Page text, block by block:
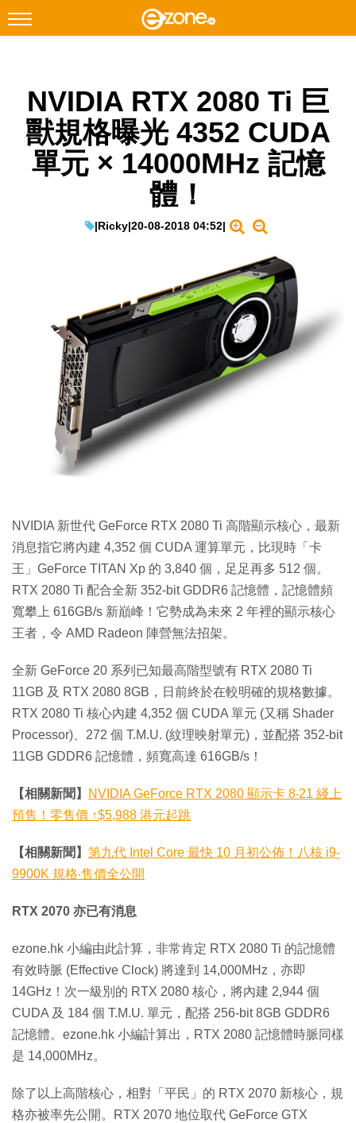
Facebook Instagram
科技焦點
網絡生活
生成式AI與雲端應用
Enterprise Digital Transformation
NVIDIA RTX 2080 Ti 巨
獸規格曝光 4352 CUDA
單元 × 14000MHz 記憶
體！
|Ricky|20-08-2018 04:52|
NVIDIA 新世代 GeForce RTX 2080 Ti 高階顯示核心，最新
消息指它將內建 4,352 個 CUDA 運算單元，比現時「卡
王」GeForce TITAN Xp 的 3,840 個，足足再多 512 個。
RTX 2080 Ti 配合全新 352-bit GDDR6 記憶體，記憶體頻
寬攀上 616GB/s 新巔峰！它勢成為未來 2 年裡的顯示核心
王者，令 AMD Radeon 陣營無法招架。
全新 GeForce 20 系列已知最高階型號有 RTX 2080 Ti
11GB 及 RTX 2080 8GB，日前終於在較明確的規格數據。
RTX 2080 Ti 核心內建 4,352 個 CUDA 單元 (又稱 Shader
Processor)、272 個 T.M.U. (紋理映射單元)，並配搭 352-bit
11GB GDDR6 記憶體，頻寬高達 616GB/s！
【相關新聞】
NVIDIA GeForce RTX 2080 顯示卡 8‧21 綫上
預售！零售價 ↑$5,988 港元起跳
【相關新聞】 第九代 Intel Core 最快 10 月初公佈！八核 i9-
9900K 規格‧售價全公開
RTX 2070 亦已有消息
ezone.hk 小編由此計算，非常肯定 RTX 2080 Ti 的記憶體
有效時脈 (Effective Clock) 將達到 14,000MHz，亦即
14GHz！次一級別的 RTX 2080 核心，將內建 2,944 個
CUDA 及 184 個 T.M.U. 單元，配搭 256-bit 8GB GDDR6
記憶體。ezone.hk 小編計算出，RTX 2080 記憶體時脈同樣
是 14,000MHz。
除了以上高階核心，相對「平民」的 RTX 2070 新核心，規
格亦被率先公開。RTX 2070 地位取代 GeForce GTX